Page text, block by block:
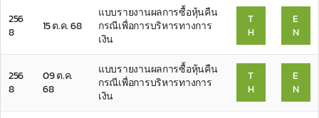
256
8
15 ต.ค. 68
แบบรายงานผลการซื้อหุ้นคืน
กรณีเพื่อการบริหารทางการ
เงิน
T
H
E
N
256
8
09 ต.ค.
68
แบบรายงานผลการซื้อหุ้นคืน
กรณีเพื่อการบริหารทางการ
เงิน
T
H
E
N